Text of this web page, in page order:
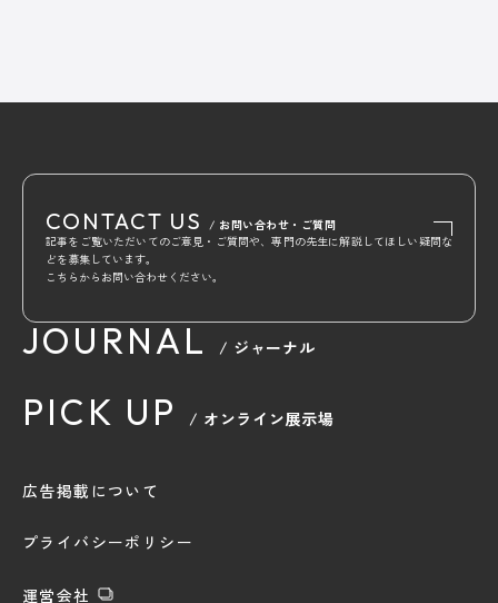
CONTACT US
/ お問い合わせ・ご質問
記事をご覧いただいてのご意見・ご質問や、専門の先生に解説してほしい疑問な
どを募集しています。
こちらからお問い合わせください。
JOURNAL / ジャーナル
PICK UP / オンライン展示場
広告掲載について
プライバシーポリシー
運営会社